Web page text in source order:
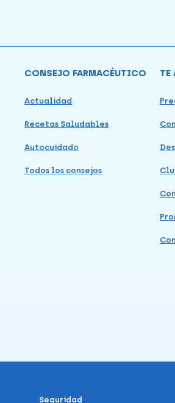
CONSEJO FARMACÉUTICO
Actualidad
Recetas Saludables
Autocuidado
Todos los consejos
TE
Seguridad